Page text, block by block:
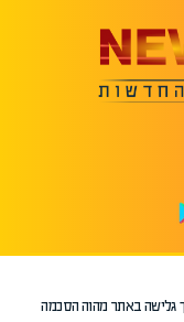
גלישה באתר מהוה הסכמה